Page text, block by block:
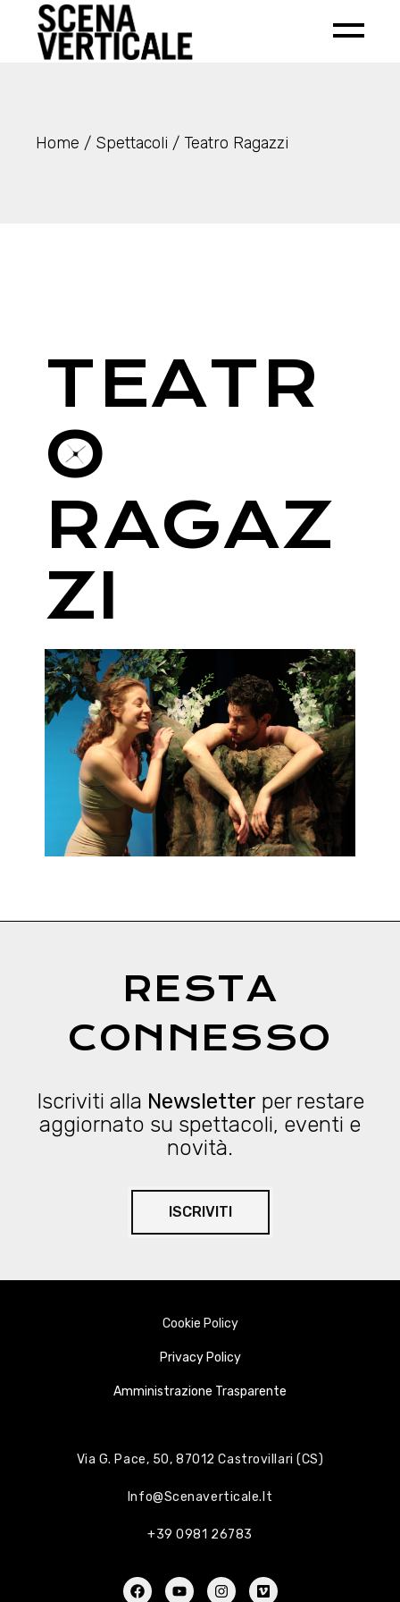
Home Spettacoli Teatro Ragazzi
TEATR
O
RAGAZ
ZI
RESTA
CONNESSO
Iscriviti alla Newsletter per restare
aggiornato su spettacoli, eventi e
novità.
ISCRIVITI
Cookie Policy
Privacy Policy
Amministrazione Trasparente
Via G. Pace, 50, 87012 Castrovillari (CS)
Info@scenaverticale.it
+39 0981 26783